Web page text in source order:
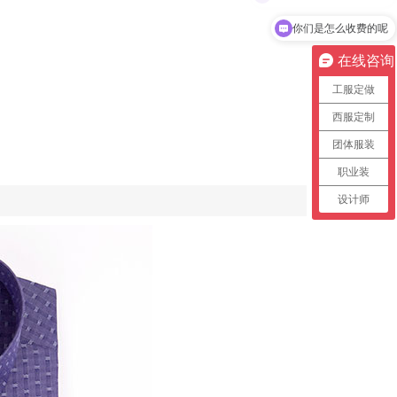
在线咨询
工服定做
西服定制
团体服装
职业装
设计师
你们是怎么收费的呢